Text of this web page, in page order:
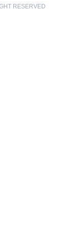
RESERVED